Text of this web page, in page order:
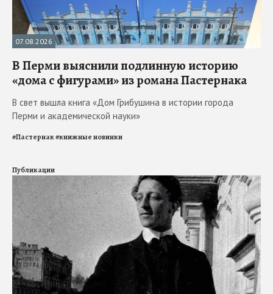
07.08.2026
В Перми выяснили подлинную историю
«дома с фигурами» из романа Пастернака
В свет вышла книга «Дом Грибушина в истории города
Перми и академической науки»
#Пастернак#книжные новинки
Публикации